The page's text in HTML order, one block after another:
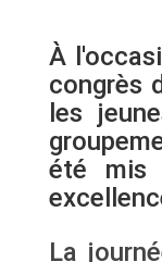
À
congrès
les
été mis
La